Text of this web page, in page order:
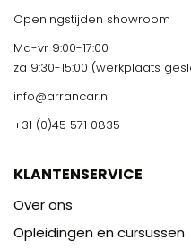
Openingstijden showroom
Ma-vr 9:00-17:00
za 9:30-15:00 (werkplaats
info@arrancar.nl
+31 (0)45 571 0835
KLANTENSERVICE
Over ons
Opleidingen en cursussen